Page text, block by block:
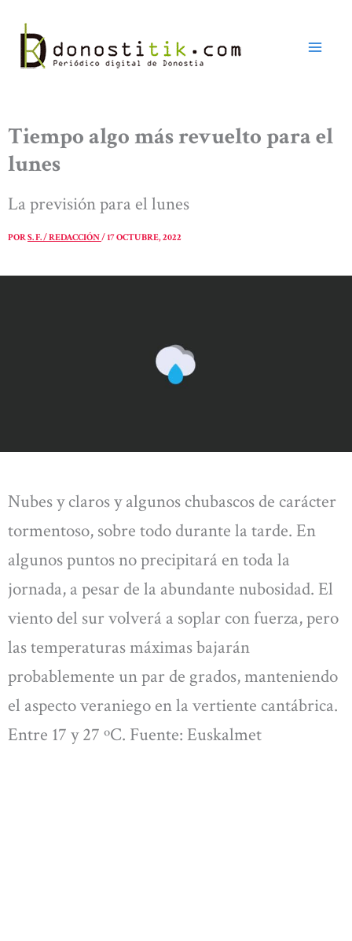
contenido
Tiempo algo más revuelto para el
lunes
La previsión para el lunes
PORS. F. / REDACCIÓN/17 OCTUBRE, 2022
Nubes y claros y algunos chubascos de carácter
tormentoso, sobre todo durante la tarde. En
algunos puntos no precipitará en toda la
jornada, a pesar de la abundante nubosidad. El
viento del sur volverá a soplar con fuerza, pero
las temperaturas máximas bajarán
probablemente un par de grados, manteniendo
el aspecto veraniego en la vertiente cantábrica.
Entre 17 y 27 ºC. Fuente: Euskalmet